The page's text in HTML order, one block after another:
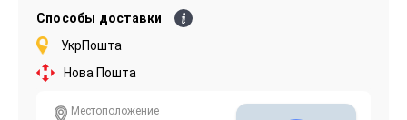
Способы доставки
УкрПошта
Нова Пошта
Местоположение